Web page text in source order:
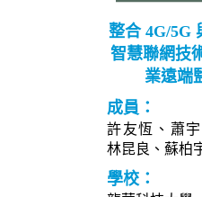
整合 4G/5G
智慧聯網技
業遠端
成員：
許友恆、蕭
林昆良、蘇柏
學校：